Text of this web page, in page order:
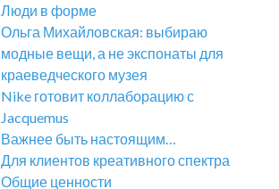
Люди в форме
Ольга Михайловская: выбираю
модные вещи, а не экспонаты для
краеведческого музея
Nike готовит коллаборацию с
Jacquemus
Важнее быть настоящим…
Для клиентов креативного спектра
Общие ценности